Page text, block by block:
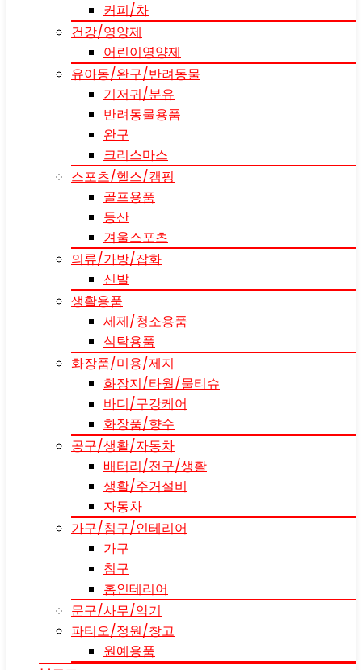
커피/차
건강/영양제
어린이영양제
유아동/완구/반려동물
기저귀/분유
반려동물용품
완구
크리스마스
스포츠/헬스/캠핑
골프용품
등산
겨울스포츠
의류/가방/잡화
신발
생활용품
세제/청소용품
식탁용품
화장품/미용/제지
화장지/타월/물티슈
바디/구강케어
화장품/향수
공구/생활/자동차
배터리/전구/생활
생활/주거설비
자동차
가구/침구/인테리어
가구
침구
홈인테리어
문구/사무/악기
파티오/정원/창고
원예용품